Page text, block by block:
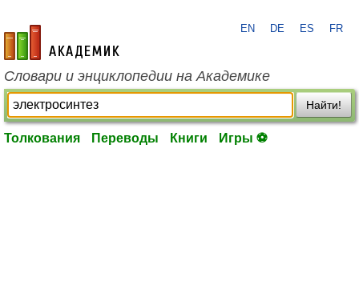
academic.ru
EN DE ES FR
Словари и энциклопедии на Академике
Найти!
Толкования Переводы Книги Игры ⚽